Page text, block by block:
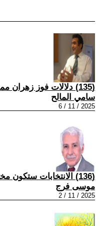
(135) دلالات فوز زهران ممداني
سامي المالح
2025 / 11 / 6
(136) الانتخابات ستكون مختلفة هذه المره...!
موسى فرج
2025 / 11 / 2